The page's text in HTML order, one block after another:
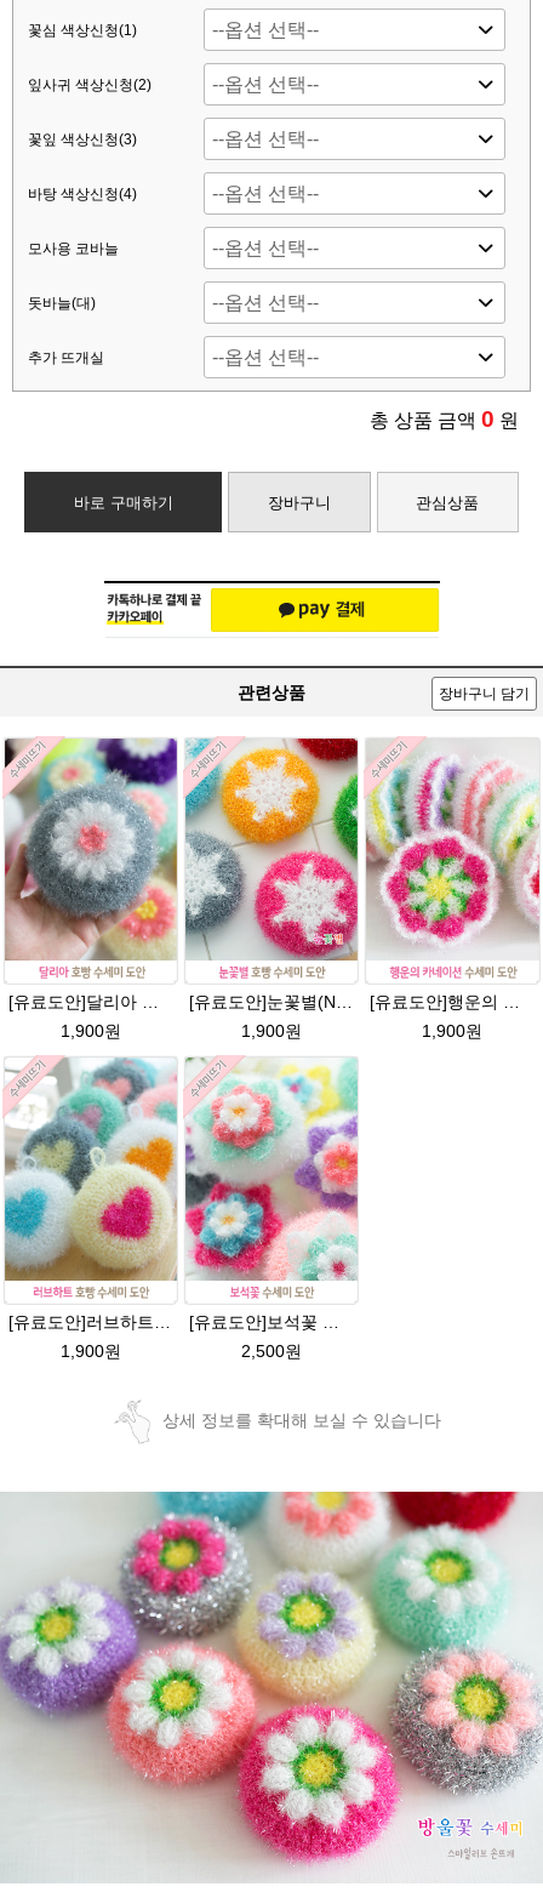
꽃심 색상신청(1)
잎사귀 색상신청(2)
꽃잎 색상신청(3)
바탕 색상신청(4)
모사용 코바늘
돗바늘(대)
추가 뜨개실
총 상품 금액 0 원
바로 구매하기 장바구니 관심상품
관련상품 장바구니 담기
1,900원
1,900원
1,900원
1,900원
2,500원
상세 정보를 확대해 보실 수 있습니다